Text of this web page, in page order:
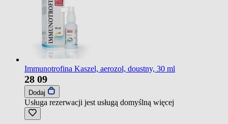
Immunotrofina Kaszel, aerozol, doustny, 30 ml
28 09
Dodaj
Usługa rezerwacji jest usługą domyślną więcej